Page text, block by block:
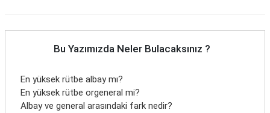
Bu Yazımızda Neler Bulacaksınız ?
En yüksek rütbe albay mı?
En yüksek rütbe orgeneral mi?
Albay ve general arasındaki fark nedir?